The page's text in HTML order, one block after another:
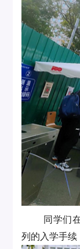
同学们
列的入学手续